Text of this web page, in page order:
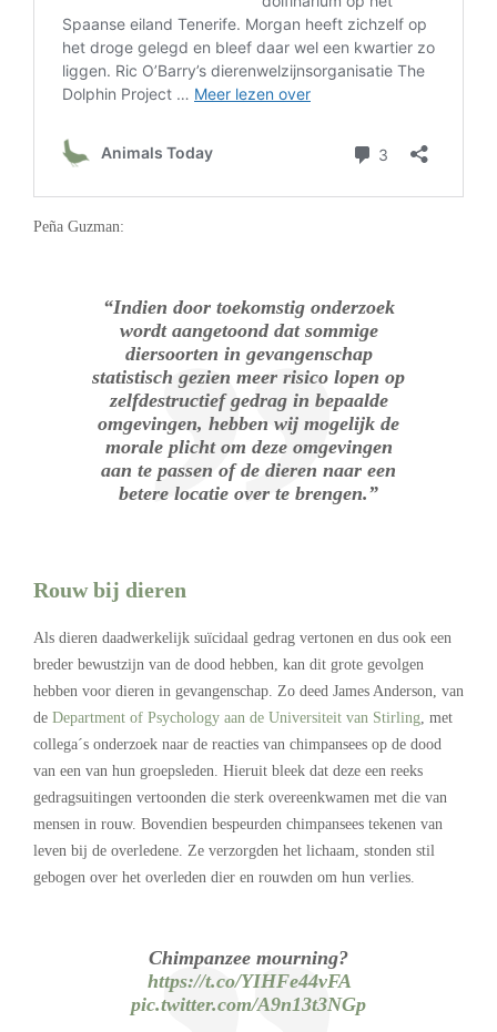
Peña Guzman:
“Indien door toekomstig onderzoek
wordt aangetoond dat sommige
diersoorten in gevangenschap
statistisch gezien meer risico lopen op
zelfdestructief gedrag in bepaalde
omgevingen, hebben wij mogelijk de
morale plicht om deze omgevingen
aan te passen of de dieren naar een
betere locatie over te brengen.”
Rouw bij dieren
Als dieren daadwerkelijk suïcidaal gedrag vertonen en dus ook een
breder bewustzijn van de dood hebben, kan dit grote gevolgen
hebben voor dieren in gevangenschap. Zo deed James Anderson, van
de Department of Psychology aan de Universiteit van Stirling, met
collega´s onderzoek naar de reacties van chimpansees op de dood
van een van hun groepsleden. Hieruit bleek dat deze een reeks
gedragsuitingen vertoonden die sterk overeenkwamen met die van
mensen in rouw. Bovendien bespeurden chimpansees tekenen van
leven bij de overledene. Ze verzorgden het lichaam, stonden stil
gebogen over het overleden dier en rouwden om hun verlies.
Chimpanzee mourning?
https://t.co/YIHFe44vFA
pic.twitter.com/A9n13t3NGp